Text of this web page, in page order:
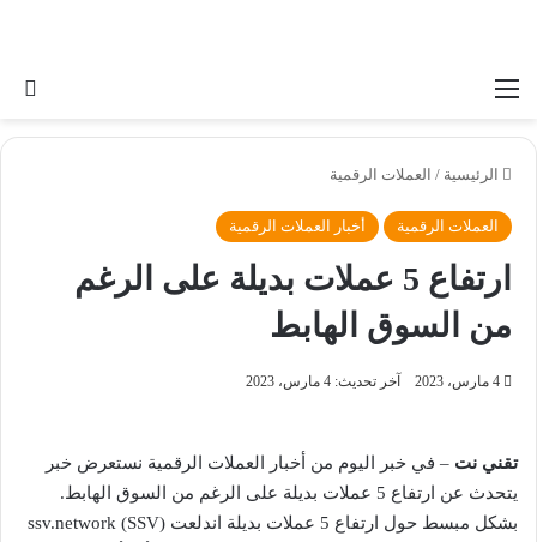
القائمة
الرئيسية / العملات الرقمية
العملات الرقمية أخبار العملات الرقمية
ارتفاع 5 عملات بديلة على الرغم
من السوق الهابط
4 مارس، 2023 آخر تحديث: 4 مارس، 2023
تقني نت – في خبر اليوم من أخبار العملات الرقمية نستعرض خبر
يتحدث عن ارتفاع 5 عملات بديلة على الرغم من السوق الهابط.
بشكل مبسط حول ارتفاع 5 عملات بديلة اندلعت ssv.network (SSV)